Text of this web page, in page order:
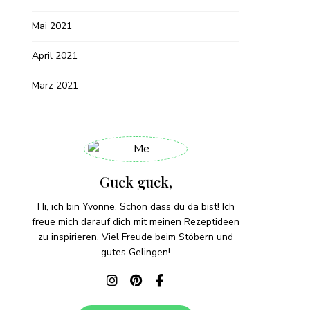
Mai 2021
April 2021
März 2021
Guck guck,
Hi, ich bin Yvonne. Schön dass du da bist! Ich
freue mich darauf dich mit meinen Rezeptideen
zu inspirieren. Viel Freude beim Stöbern und
gutes Gelingen!